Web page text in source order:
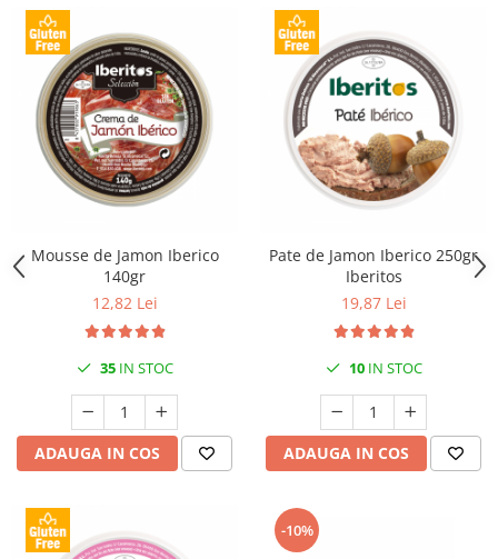
Mousse de Jamon Iberico
140gr
12,82 Lei
35IN STOC
ADAUGA IN COS
Pate de Jamon Iberico 250gr
Iberitos
19,87 Lei
10IN STOC
ADAUGA IN COS
-10%